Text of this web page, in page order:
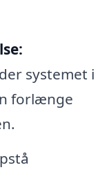
systemet i
forlænge